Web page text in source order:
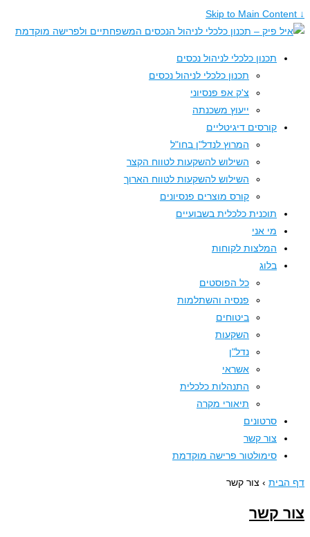
תכנון כלכלי לניהול נכסים
תכנון כלכלי לניהול נכסים
צ'ק אפ פנסיוני
ייעוץ משכנתה
קורסים דיגיטליים
המרוץ לנדל"ן בחו"ל
השילוש להשקעות לטווח הקצר
השילוש להשקעות לטווח הארוך
קורס מוצרים פנסיונים
תוכנית כלכלית בשבועיים
מי אני
המלצות לקוחות
בלוג
כל הפוסטים
פנסיה והשתלמות
ביטוחים
השקעות
נדל"ן
אשראי
התנהלות כלכלית
תיאורי מקרה
סרטונים
צור קשר
סימולטור פרישה מוקדמת
› צור קשר
קשר